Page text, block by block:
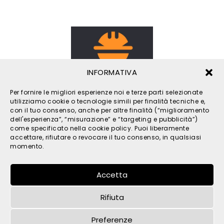
INFORMATIVA
Per fornire le migliori esperienze noi e terze parti selezionate
utilizziamo cookie o tecnologie simili per finalità tecniche e,
con il tuo consenso, anche per altre finalità (“miglioramento
dell'esperienza”, “misurazione” e “targeting e pubblicità”)
come specificato nella cookie policy. Puoi liberamente
accettare, rifiutare o revocare il tuo consenso, in qualsiasi
momento.
Accetta
Rifiuta
Preferenze